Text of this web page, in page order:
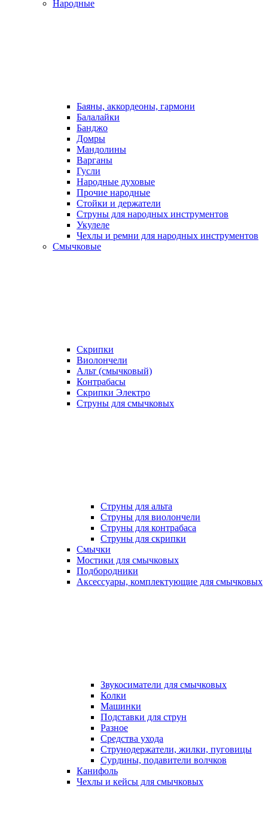
Народные
Баяны, аккордеоны, гармони
Балалайки
Банджо
Домры
Мандолины
Варганы
Гусли
Народные духовые
Прочие народные
Стойки и держатели
Струны для народных инструментов
Укулеле
Чехлы и ремни для народных инструментов
Смычковые
Скрипки
Виолончели
Альт (смычковый)
Контрабасы
Скрипки Электро
Струны для смычковых
Струны для альта
Струны для виолончели
Струны для контрабаса
Струны для скрипки
Смычки
Мостики для смычковых
Подбородники
Аксеcсуары, комплектующие для смычковых
Звукосиматели для смычковых
Колки
Машинки
Подставки для струн
Разное
Средства ухода
Струнодержатели, жилки, пуговицы
Сурдины, подавители волчков
Канифоль
Чехлы и кейсы для смычковых